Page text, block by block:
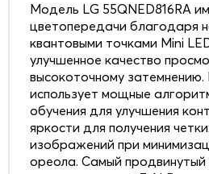
Модель LG 55QNED816RA
цветопередачи благодаря
квантовыми точками Mini
улучшенное качество
высокоточному затемнению.
использует мощные
обучения для улучшения
яркости для получения
изображений при
ореола. Самый продвинутый